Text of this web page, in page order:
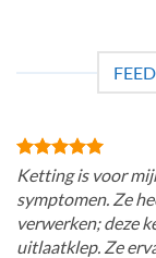
Ketting is voor
symptomen. Ze
verwerken; deze
uitlaatklep. Ze